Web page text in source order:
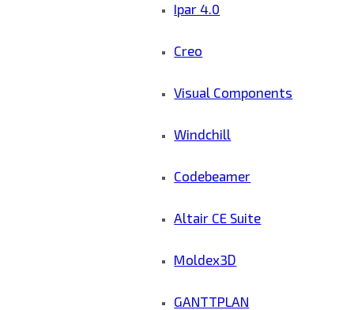
Ipar 4.0
Creo
Visual Components
Windchill
Codebeamer
Altair CE Suite
Moldex3D
GANTTPLAN